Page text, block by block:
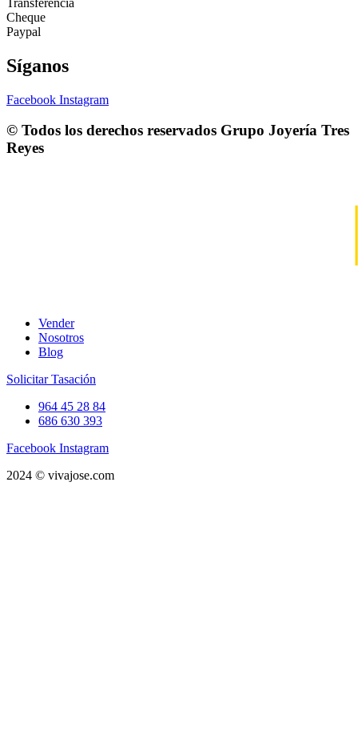
Transferencia
Cheque
Paypal
Síganos
Facebook Instagram
© Todos los derechos reservados Grupo Joyería Tres
Reyes
Vender
Nosotros
Blog
Solicitar Tasación
964 45 28 84
686 630 393
Facebook Instagram
2024 © vivajose.com